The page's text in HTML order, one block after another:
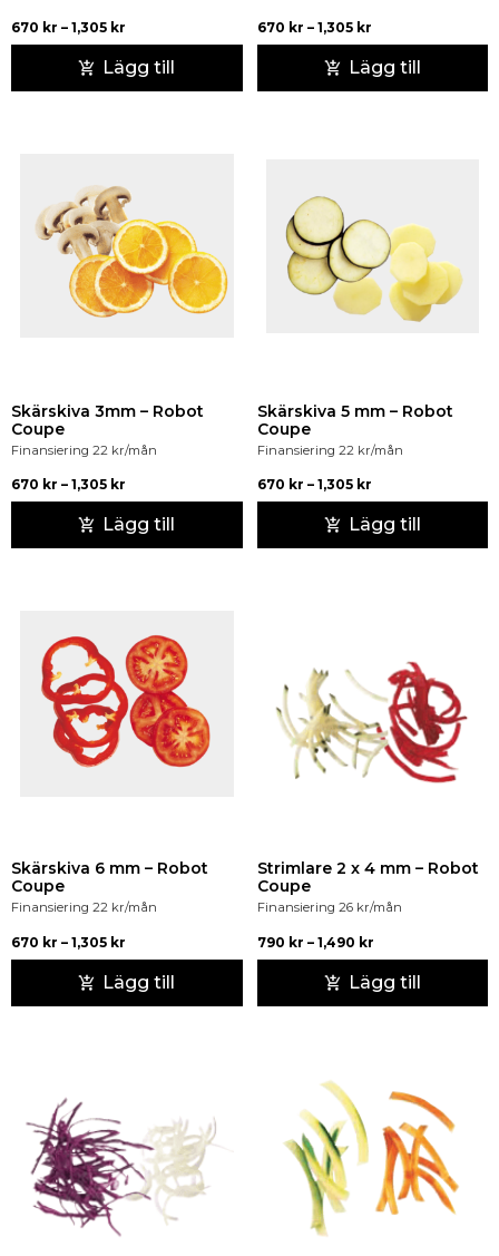
670 kr – 1,305 kr
Lägg till
670 kr – 1,305 kr
Lägg till
Skärskiva 3mm – Robot
Coupe
Finansiering 22 kr/mån
670 kr – 1,305 kr
Lägg till
Skärskiva 5 mm – Robot
Coupe
Finansiering 22 kr/mån
670 kr – 1,305 kr
Lägg till
Skärskiva 6 mm – Robot
Coupe
Finansiering 22 kr/mån
670 kr – 1,305 kr
Lägg till
Strimlare 2 x 4 mm – Robot
Coupe
Finansiering 26 kr/mån
790 kr – 1,490 kr
Lägg till